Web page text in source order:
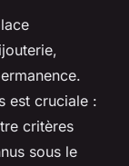
est cruciale :
critères
sous le